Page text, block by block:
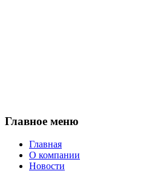
Главное меню
Главная
О компании
Новости